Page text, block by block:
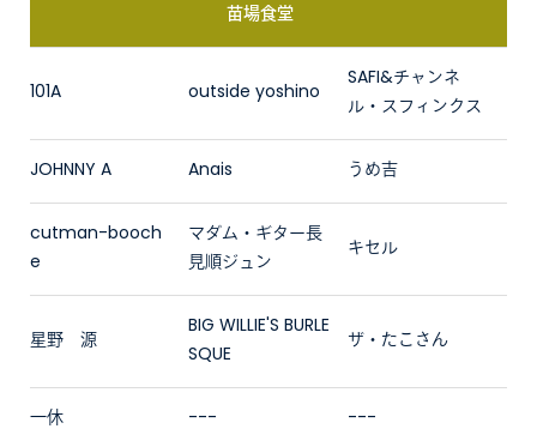
苗場食堂
101A outside yoshino
SAFI&チャンネ
ル・スフィンクス
JOHNNY A Anais うめ吉
cutman-booch
e
マダム・ギター長
見順ジュン
キセル
星野 源
BIG WILLIE'S BURLE
SQUE
ザ・たこさん
一休 --- ---